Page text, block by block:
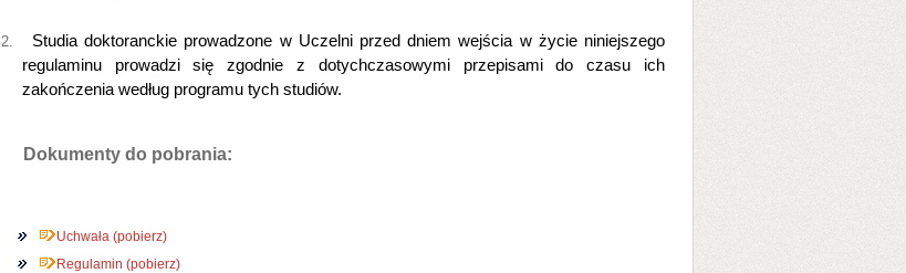
2.
Studia doktoranckie prowadzone w Uczelni przed dniem wejścia w życie niniejszego
regulaminu prowadzi się zgodnie z dotychczasowymi przepisami do czasu ich
zakończenia według programu tych studiów.
Dokumenty do pobrania:
Uchwała (pobierz)
Regulamin (pobierz)